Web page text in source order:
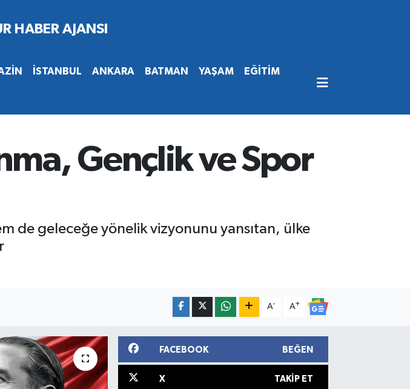
İSTANBUL ANKARA BATMAN YAŞAM EĞİTİM
Gençlik ve Spor
de geleceğe yönelik vizyonunu yansıtan, ülke
A- A+
FACEBOOK BEĞEN
X TAKIP ET